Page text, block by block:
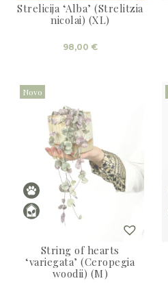
Strelicija ‘Alba’ (Strelitzia
nicolai) (XL)
98,00 €
Novo
String of hearts
‘variegata’ (Ceropegia
woodii) (M)